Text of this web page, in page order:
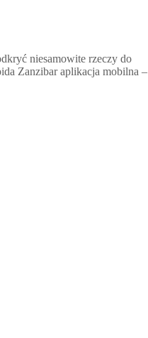
niesamowite rzeczy do
Zanzibaraplikacja mobilna –